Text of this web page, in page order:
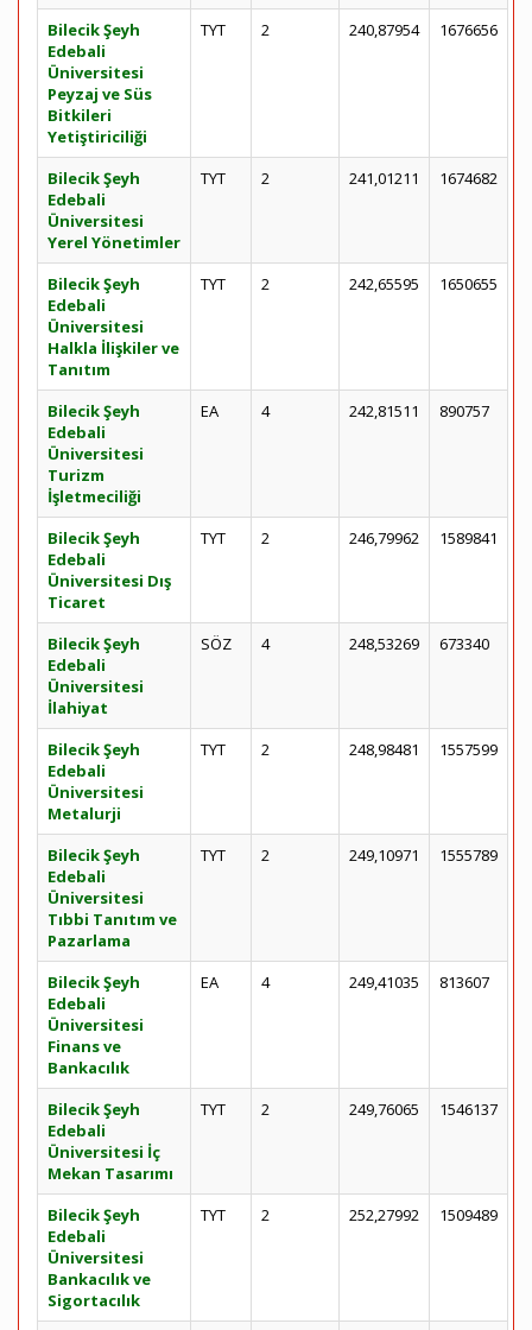
Bilecik Şeyh
Edebali
Üniversitesi
Peyzaj ve Süs
Bitkileri
Yetiştiriciliği
TYT 2 240,87954 1676656
Bilecik Şeyh
Edebali
Üniversitesi
Yerel Yönetimler
TYT 2 241,01211 1674682
Bilecik Şeyh
Edebali
Üniversitesi
Halkla İlişkiler ve
Tanıtım
TYT 2 242,65595 1650655
Bilecik Şeyh
Edebali
Üniversitesi
Turizm
İşletmeciliği
EA 4 242,81511 890757
Bilecik Şeyh
Edebali
Üniversitesi Dış
Ticaret
TYT 2 246,79962 1589841
Bilecik Şeyh
Edebali
Üniversitesi
İlahiyat
SÖZ 4 248,53269 673340
Bilecik Şeyh
Edebali
Üniversitesi
Metalurji
TYT 2 248,98481 1557599
Bilecik Şeyh
Edebali
Üniversitesi
Tıbbi Tanıtım ve
Pazarlama
TYT 2 249,10971 1555789
Bilecik Şeyh
Edebali
Üniversitesi
Finans ve
Bankacılık
EA 4 249,41035 813607
Bilecik Şeyh
Edebali
Üniversitesi İç
Mekan Tasarımı
TYT 2 249,76065 1546137
Bilecik Şeyh
Edebali
Üniversitesi
Bankacılık ve
Sigortacılık
TYT 2 252,27992 1509489